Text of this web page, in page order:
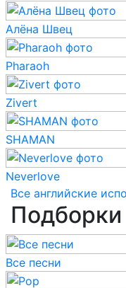
Алёна Швец
Pharaoh
Zivert
SHAMAN
Neverlove
Все английские
Подборки
Все песни